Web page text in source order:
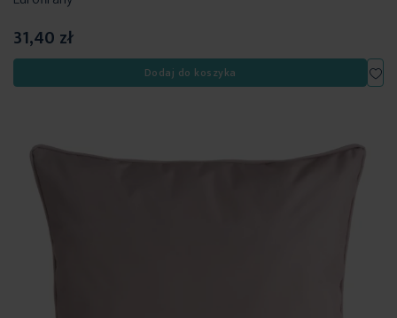
31,40 zł
Dodaj do koszyka